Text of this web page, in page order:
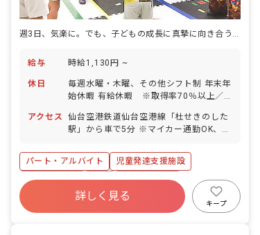
週3日、気楽に。でも、子どもの成長に真摯に向き合う療育。
給与 時給1,130円 ~
休日
毎週水曜・木曜、その他シフト制 年末年
始休暇 有給休暇 ※取得率70％以上／5
産前産後・育児休暇 ※取得率100％、
復帰率80％ 介護・看護休暇
アクセス
仙台空港鉄道仙台空港線「杜せきのした
駅」から車で5分 ※マイカー通勤OK、無
パート・アルバイト
児童発達支援施設
社会保険完備
有給
福利厚生充実
昇給昇進あり
産休育休制度
詳しく見る
キープ